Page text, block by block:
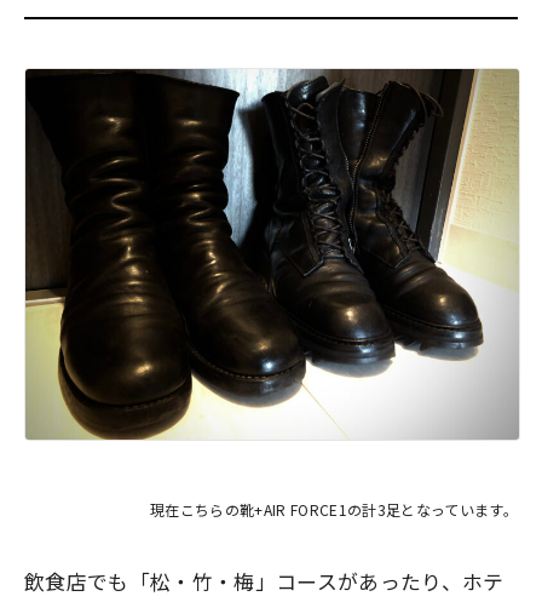
現在こちらの靴+AIR FORCE1の計3足となっています。
飲食店でも 「松・竹・梅」コースがあったり、ホテ